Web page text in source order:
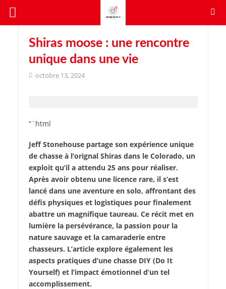
Shiras moose : une rencontre
unique dans une vie
octobre 13, 2024
“`html
Jeff Stonehouse partage son expérience unique
de chasse à l’orignal Shiras dans le Colorado, un
exploit qu’il a attendu 25 ans pour réaliser.
Après avoir obtenu une licence rare, il s’est
lancé dans une aventure en solo, affrontant des
défis physiques et logistiques pour finalement
abattre un magnifique taureau. Ce récit met en
lumière la persévérance, la passion pour la
nature sauvage et la camaraderie entre
chasseurs. L’article explore également les
aspects pratiques d’une chasse DIY (Do It
Yourself) et l’impact émotionnel d’un tel
accomplissement.